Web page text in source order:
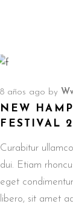
8 años ago by
NEW
FESTIVAL
Curabitur
dui. Etiam
eget
libero, sit amet